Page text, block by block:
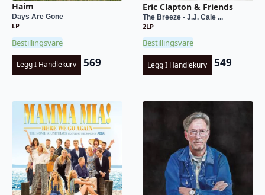
Haim
Days Are Gone
LP
Bestillingsvare
Legg I Handlekurv 569
Eric Clapton & Friends
The Breeze - J.J. Cale ...
2LP
Bestillingsvare
Legg I Handlekurv 549